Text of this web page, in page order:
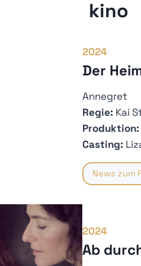
kino
2024
Der
Annegret
Regie: Kai
Produktion:
Casting:
News zum
2024
Ab